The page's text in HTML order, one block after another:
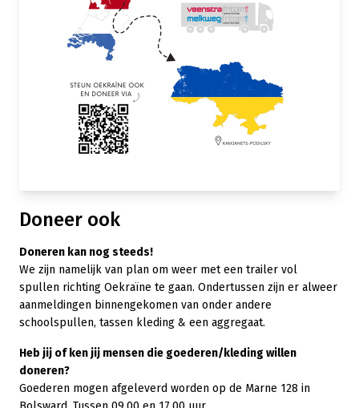
Doneer ook
Doneren kan nog steeds!
We zijn namelijk van plan om weer met een trailer vol
spullen richting Oekraïne te gaan. Ondertussen zijn er alweer
aanmeldingen binnengekomen van onder andere
schoolspullen, tassen kleding & een aggregaat.
Heb jij of ken jij mensen die goederen/kleding willen
doneren?
Goederen mogen afgeleverd worden op de Marne 128 in